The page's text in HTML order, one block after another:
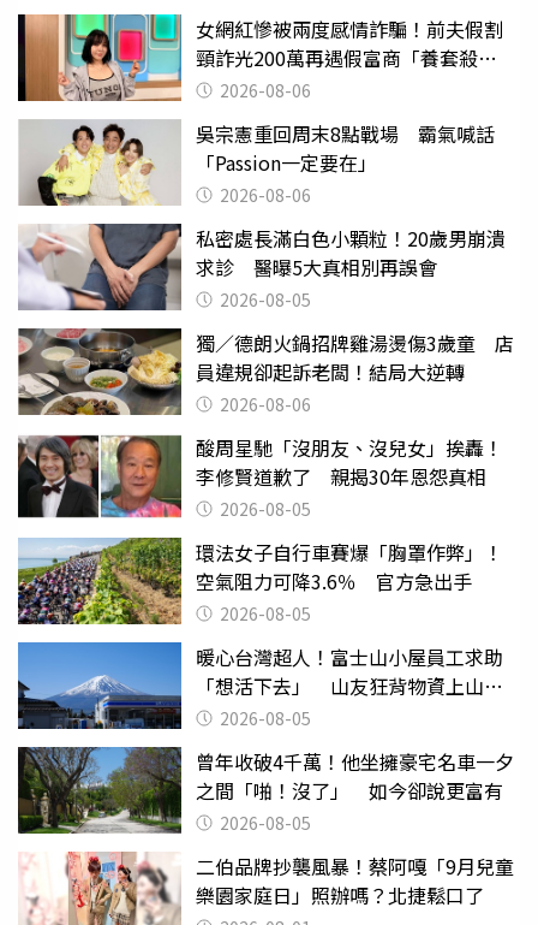
女網紅慘被兩度感情詐騙！前夫假割
頸詐光200萬再遇假富商「養套殺
2000萬」
2026-08-06
吳宗憲重回周末8點戰場 霸氣喊話
「Passion一定要在」
2026-08-06
私密處長滿白色小顆粒！20歲男崩潰
求診 醫曝5大真相別再誤會
2026-08-05
獨／德朗火鍋招牌雞湯燙傷3歲童 店
員違規卻起訴老闆！結局大逆轉
2026-08-06
酸周星馳「沒朋友、沒兒女」挨轟！
李修賢道歉了 親揭30年恩怨真相
2026-08-05
環法女子自行車賽爆「胸罩作弊」！
空氣阻力可降3.6％ 官方急出手
2026-08-05
暖心台灣超人！富士山小屋員工求助
「想活下去」 山友狂背物資上山：
台灣真的是寶島
2026-08-05
曾年收破4千萬！他坐擁豪宅名車一夕
之間「啪！沒了」 如今卻說更富有
2026-08-05
二伯品牌抄襲風暴！蔡阿嘎「9月兒童
樂園家庭日」照辦嗎？北捷鬆口了